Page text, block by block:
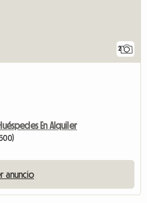
2
En Alquiler
anuncio